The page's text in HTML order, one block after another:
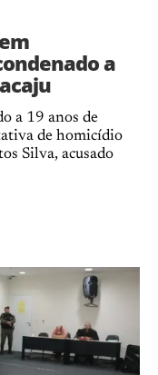
a
a 19 anos de
de homicídio
Silva, acusado